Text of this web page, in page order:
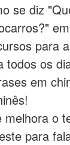
se diz
para
todos os
em
o
para